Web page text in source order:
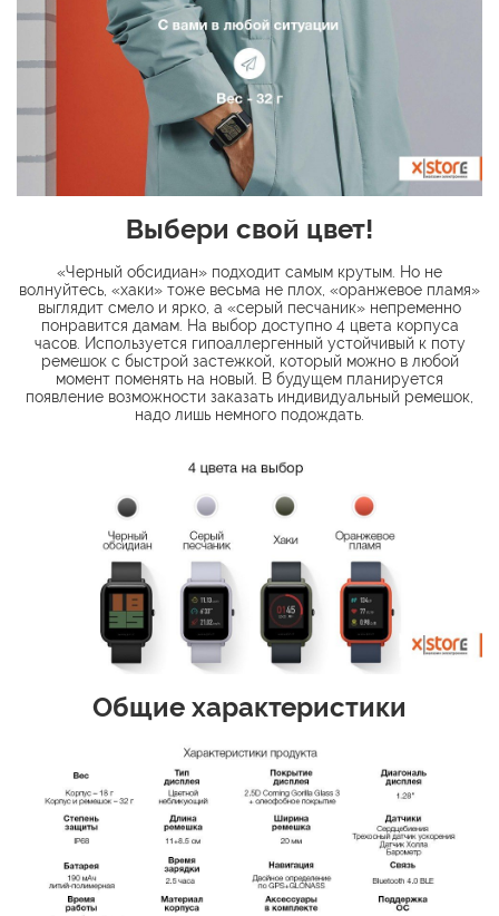
Выбери свой цвет!
«Черный обсидиан» подходит самым крутым. Но не
волнуйтесь, «хаки» тоже весьма не плох, «оранжевое пламя»
выглядит смело и ярко, а «серый песчаник» непременно
понравится дамам. На выбор доступно 4 цвета корпуса
часов. Используется гипоаллергенный устойчивый к поту
ремешок с быстрой застежкой, который можно в любой
момент поменять на новый. В будущем планируется
появление возможности заказать индивидуальный ремешок,
надо лишь немного подождать​.
Общие характеристики